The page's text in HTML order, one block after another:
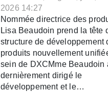
2026 14:27
Nommée directrice des
Lisa Beaudoin prend la tête
structure de développement
produits nouvellement
sein de DXCMme Beaudoin
dernièrement dirigé le
développement et le…